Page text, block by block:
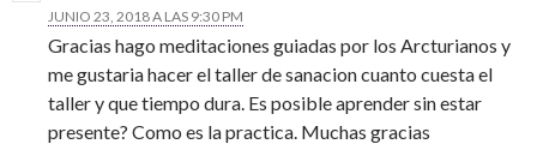
JUNIO 23, 2018 A LAS 9:30 PM
Gracias hago meditaciones guiadas por los Arcturianos y
me gustaria hacer el taller de sanacion cuanto cuesta el
taller y que tiempo dura. Es posible aprender sin estar
presente? Como es la practica. Muchas gracias